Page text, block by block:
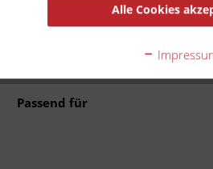
Beschreibung
Das Produkt ist auf
Passend für
Alle Cookies